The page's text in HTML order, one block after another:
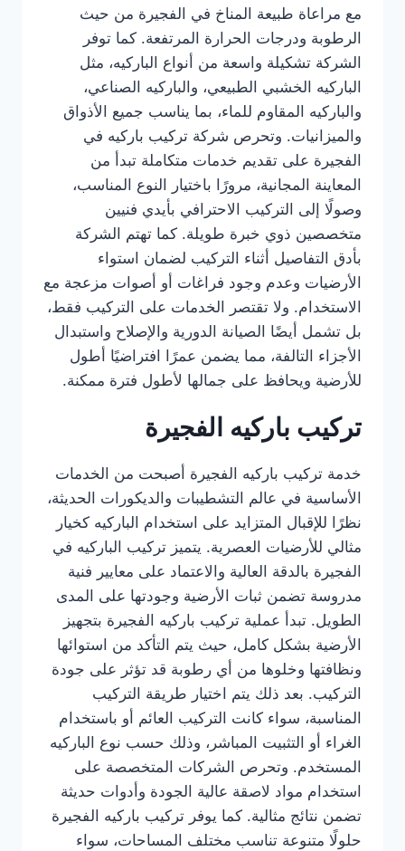
مع مراعاة طبيعة المناخ في الفجيرة من حيث
الرطوبة ودرجات الحرارة المرتفعة. كما توفر
الشركة تشكيلة واسعة من أنواع الباركيه، مثل
الباركيه الخشبي الطبيعي، والباركيه الصناعي،
والباركيه المقاوم للماء، بما يناسب جميع الأذواق
والميزانيات. وتحرص شركة تركيب باركيه في
الفجيرة على تقديم خدمات متكاملة تبدأ من
المعاينة المجانية، مرورًا باختيار النوع المناسب،
وصولًا إلى التركيب الاحترافي بأيدي فنيين
متخصصين ذوي خبرة طويلة. كما تهتم الشركة
بأدق التفاصيل أثناء التركيب لضمان استواء
الأرضيات وعدم وجود فراغات أو أصوات مزعجة مع
الاستخدام. ولا تقتصر الخدمات على التركيب فقط،
بل تشمل أيضًا الصيانة الدورية والإصلاح واستبدال
الأجزاء التالفة، مما يضمن عمرًا افتراضيًا أطول
للأرضية ويحافظ على جمالها لأطول فترة ممكنة.
تركيب باركيه الفجيرة
خدمة تركيب باركيه الفجيرة أصبحت من الخدمات
الأساسية في عالم التشطيبات والديكورات الحديثة،
نظرًا للإقبال المتزايد على استخدام الباركيه كخيار
مثالي للأرضيات العصرية. يتميز تركيب الباركيه في
الفجيرة بالدقة العالية والاعتماد على معايير فنية
مدروسة تضمن ثبات الأرضية وجودتها على المدى
الطويل. تبدأ عملية تركيب باركيه الفجيرة بتجهيز
الأرضية بشكل كامل، حيث يتم التأكد من استوائها
ونظافتها وخلوها من أي رطوبة قد تؤثر على جودة
التركيب. بعد ذلك يتم اختيار طريقة التركيب
المناسبة، سواء كانت التركيب العائم أو باستخدام
الغراء أو التثبيت المباشر، وذلك حسب نوع الباركيه
المستخدم. وتحرص الشركات المتخصصة على
استخدام مواد لاصقة عالية الجودة وأدوات حديثة
تضمن نتائج مثالية. كما يوفر تركيب باركيه الفجيرة
حلولًا متنوعة تناسب مختلف المساحات، سواء